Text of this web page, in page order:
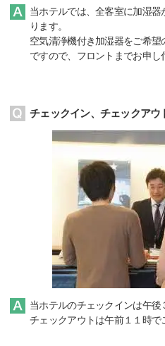
当ホテルでは、全客室に加湿
ります。
空気清浄機付き加湿器をご希
ですので、フロントまでお申し
チェックイン、チェックアウ
当ホテルのチェックインは午後
チェックアウトは午前１１時で